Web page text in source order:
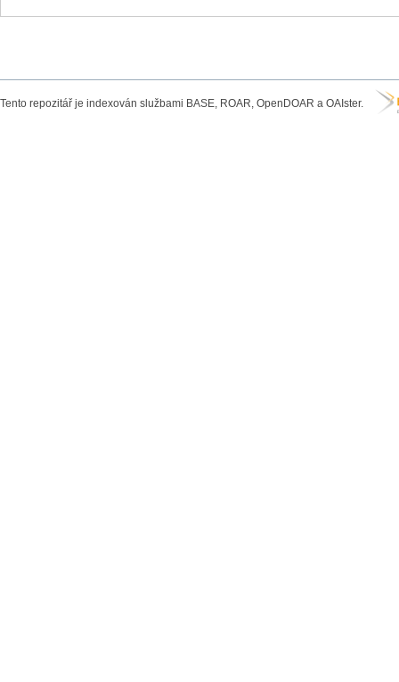
Tento repozitář je indexován službami BASE, ROAR, OpenDOAR a OAIster.